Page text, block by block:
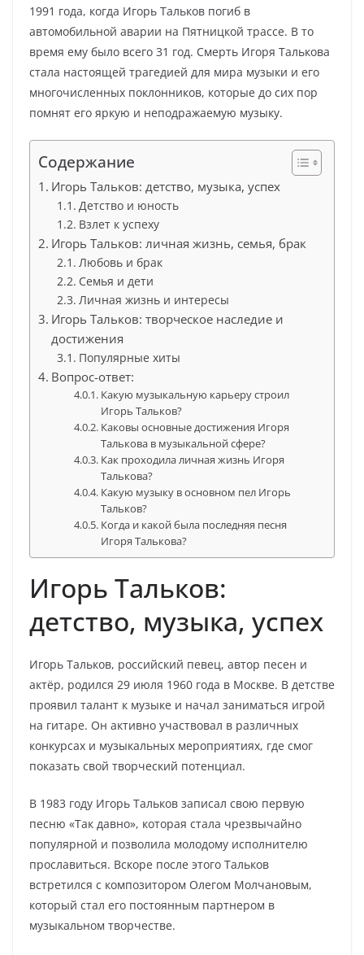
1991 года, когда Игорь Тальков погиб в
автомобильной аварии на Пятницкой трассе. В то
время ему было всего 31 год. Смерть Игоря Талькова
стала настоящей трагедией для мира музыки и его
многочисленных поклонников, которые до сих пор
помнят его яркую и неподражаемую музыку.
Содержание
Игорь Тальков: детство, музыка, успех
Детство и юность
Взлет к успеху
Игорь Тальков: личная жизнь, семья, брак
Любовь и брак
Семья и дети
Личная жизнь и интересы
Игорь Тальков: творческое наследие и
достижения
Популярные хиты
Вопрос-ответ:
Какую музыкальную карьеру строил
Игорь Тальков?
Каковы основные достижения Игоря
Талькова в музыкальной сфере?
Как проходила личная жизнь Игоря
Талькова?
Какую музыку в основном пел Игорь
Тальков?
Когда и какой была последняя песня
Игоря Талькова?
Игорь Тальков:
детство, музыка, успех
Игорь Тальков, российский певец, автор песен и
актёр, родился 29 июля 1960 года в Москве. В детстве
проявил талант к музыке и начал заниматься игрой
на гитаре. Он активно участвовал в различных
конкурсах и музыкальных мероприятиях, где смог
показать свой творческий потенциал.
В 1983 году Игорь Тальков записал свою первую
песню «Так давно», которая стала чрезвычайно
популярной и позволила молодому исполнителю
прославиться. Вскоре после этого Тальков
встретился с композитором Олегом Молчановым,
который стал его постоянным партнером в
музыкальном творчестве.